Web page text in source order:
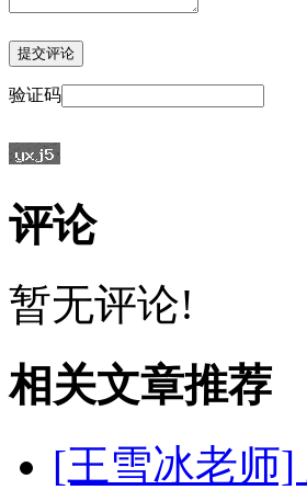
验证码
评论
暂无评论!
相关文章推荐
[王雪冰老师]